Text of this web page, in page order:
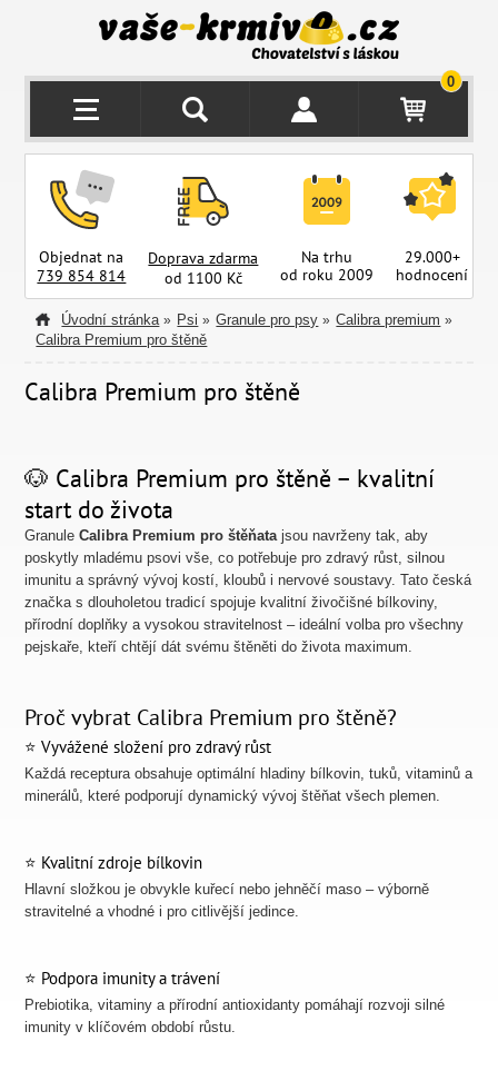
0
Objednat na
739 854 814
Doprava zdarma
od 1100 Kč
Na trhu
od roku 2009
29.000+
hodnocení
Úvodní stránka » Psi » Granule pro psy » Calibra premium »
Calibra Premium pro štěně
Calibra Premium pro štěně
🐶 Calibra Premium pro štěně – kvalitní
start do života
GranuleCalibra Premium pro štěňatajsou navrženy tak, aby
poskytly mladému psovi vše, co potřebuje pro zdravý růst, silnou
imunitu a správný vývoj kostí, kloubů i nervové soustavy. Tato česká
značka s dlouholetou tradicí spojuje kvalitní živočišné bílkoviny,
přírodní doplňky a vysokou stravitelnost – ideální volba pro všechny
pejskaře, kteří chtějí dát svému štěněti do života maximum.
Proč vybrat Calibra Premium pro štěně?
⭐ Vyvážené složení pro zdravý růst
Každá receptura obsahuje optimální hladiny bílkovin, tuků, vitaminů a
minerálů, které podporují dynamický vývoj štěňat všech plemen.
⭐ Kvalitní zdroje bílkovin
Hlavní složkou je obvykle kuřecí nebo jehněčí maso – výborně
stravitelné a vhodné i pro citlivější jedince.
⭐ Podpora imunity a trávení
Prebiotika, vitaminy a přírodní antioxidanty pomáhají rozvoji silné
imunity v klíčovém období růstu.